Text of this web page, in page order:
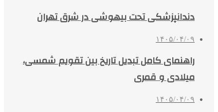
دندانپزشکی تحت بیهوشی در شرق تهران
۱۴۰۵/۰۴/۰۹
راهنمای کامل تبدیل تاریخ بین تقویم شمسی،
میلادی و قمری
۱۴۰۵/۰۴/۰۹